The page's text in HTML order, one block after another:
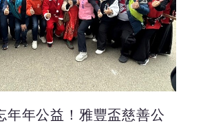
年年公益！雅豐盃慈善公